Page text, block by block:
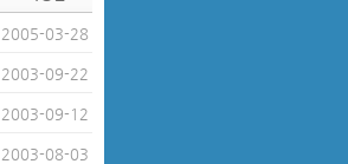
2005-03-28
2003-09-22
2003-09-12
2003-08-03